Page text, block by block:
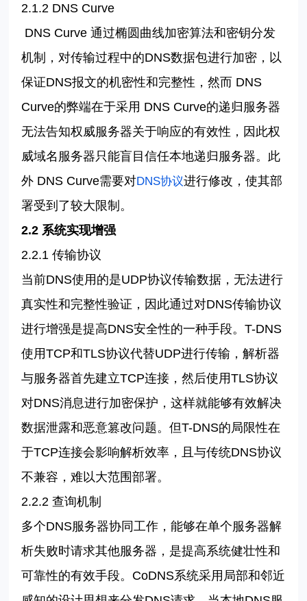
2.1.2 DNS Curve
DNS Curve通过椭圆曲线加密算法和密钥分发
机制，对传输过程中的DNS数据包进行加密，以
保证DNS报文的机密性和完整性，然而 DNS
Curve的弊端在于采用 DNS Curve的递归服务器
无法告知权威服务器关于响应的有效性，因此权
威域名服务器只能盲目信任本地递归服务器。此
外 DNS Curve需要对DNS协议进行修改，使其部
署受到了较大限制。
2.2 系统实现增强
2.2.1传输协议
当前DNS使用的是UDP协议传输数据，无法进行
真实性和完整性验证，因此通过对DNS传输协议
进行增强是提高DNS安全性的一种手段。T-DNS
使用TCP和TLS协议代替UDP进行传输，解析器
与服务器首先建立TCP连接，然后使用TLS协议
对DNS消息进行加密保护，这样就能够有效解决
数据泄露和恶意篡改问题。但T-DNS的局限性在
于TCP连接会影响解析效率，且与传统DNS协议
不兼容，难以大范围部署。
2.2.2查询机制
多个DNS服务器协同工作，能够在单个服务器解
析失败时请求其他服务器，是提高系统健壮性和
可靠性的有效手段。 CoDNS系统采用局部和邻近